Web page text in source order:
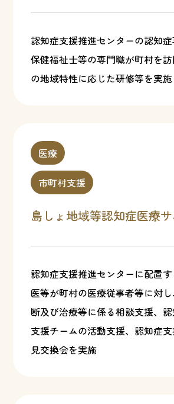
認知症支援推進センターの認知
保健福祉士等の専門職が町村を
の地域特性に応じた研修等を実施
医療
市町村支援
島しょ地域等認知症医療
認知症支援推進センターに配置
医等が町村の医療従事者等に対
断及び治療等に係る相談支援、
支援チームの活動支援、認知症
見交換会を実施